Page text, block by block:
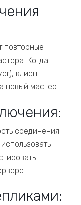
повторные
Когда
клиент
новый мастер.
соединения